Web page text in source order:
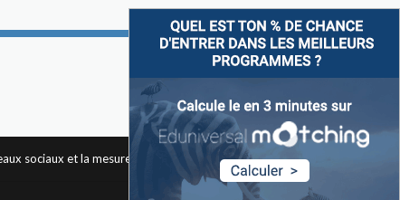
Suivez-nous sur
sociaux et la mesure d'audience des pages du site. Pour